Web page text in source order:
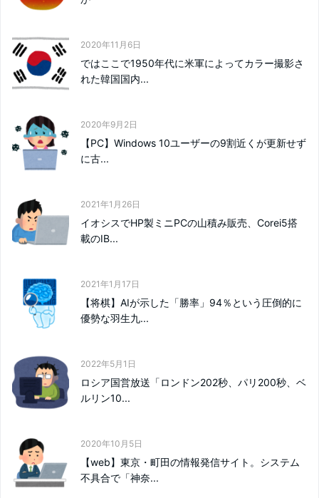
2020年11月6日
ではここで1950年代に米軍によってカラー撮影さ
れた韓国国内...
2020年9月2日
【PC】Windows 10ユーザーの9割近くが更新せず
に古...
2021年1月26日
イオシスでHP製ミニPCの山積み販売、Corei5搭
載のIB...
2021年1月17日
【将棋】AIが示した「勝率」94％という圧倒的に
優勢な羽生九...
2022年5月1日
ロシア国営放送「ロンドン202秒、パリ200秒、ベ
ルリン10...
2020年10月5日
【web】東京・町田の情報発信サイト。システム
不具合で「神奈...